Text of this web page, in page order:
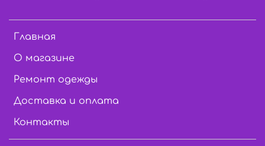
Главная
О магазине
Ремонт одежды
Доставка и оплата
Контакты